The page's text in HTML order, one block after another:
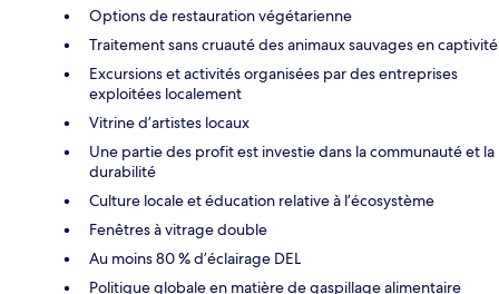
Options de restauration végétarienne
Traitement sans cruauté des animaux sauvages en captivité
Excursions et activités organisées par des entreprises
exploitées localement
Vitrine d’artistes locaux
Une partie des profit est investie dans la communauté et la
durabilité
Culture locale et éducation relative à l’écosystème
Fenêtres à vitrage double
Au moins 80 % d’éclairage DEL
Politique globale en matière de gaspillage alimentaire